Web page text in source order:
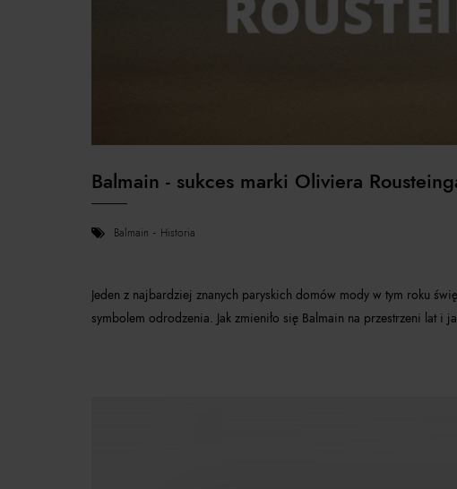
Balmain - sukces marki Oliviera
balmain historia
Jeden z najbardziej znanych paryskich domów mody w tym roku
symbolem odrodzenia. Jak zmieniło się Balmain na przestrzeni lat i